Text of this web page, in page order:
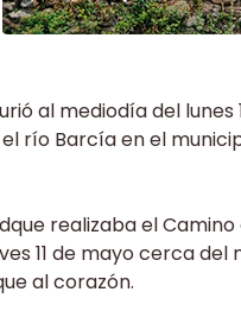
al mediodía del lunes
río Barcía en el
realizaba el
11 de mayo cerca del
al corazón.